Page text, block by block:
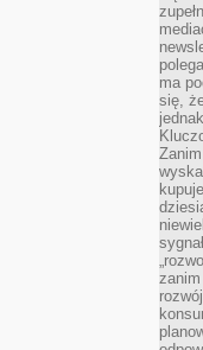
ma
się,